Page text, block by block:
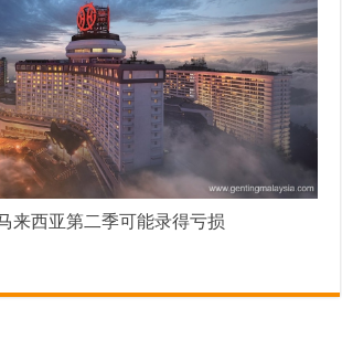
来西亚第二季可能录得亏损